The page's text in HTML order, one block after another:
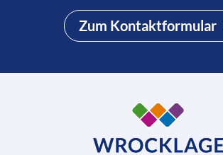
Zum Kontaktformular